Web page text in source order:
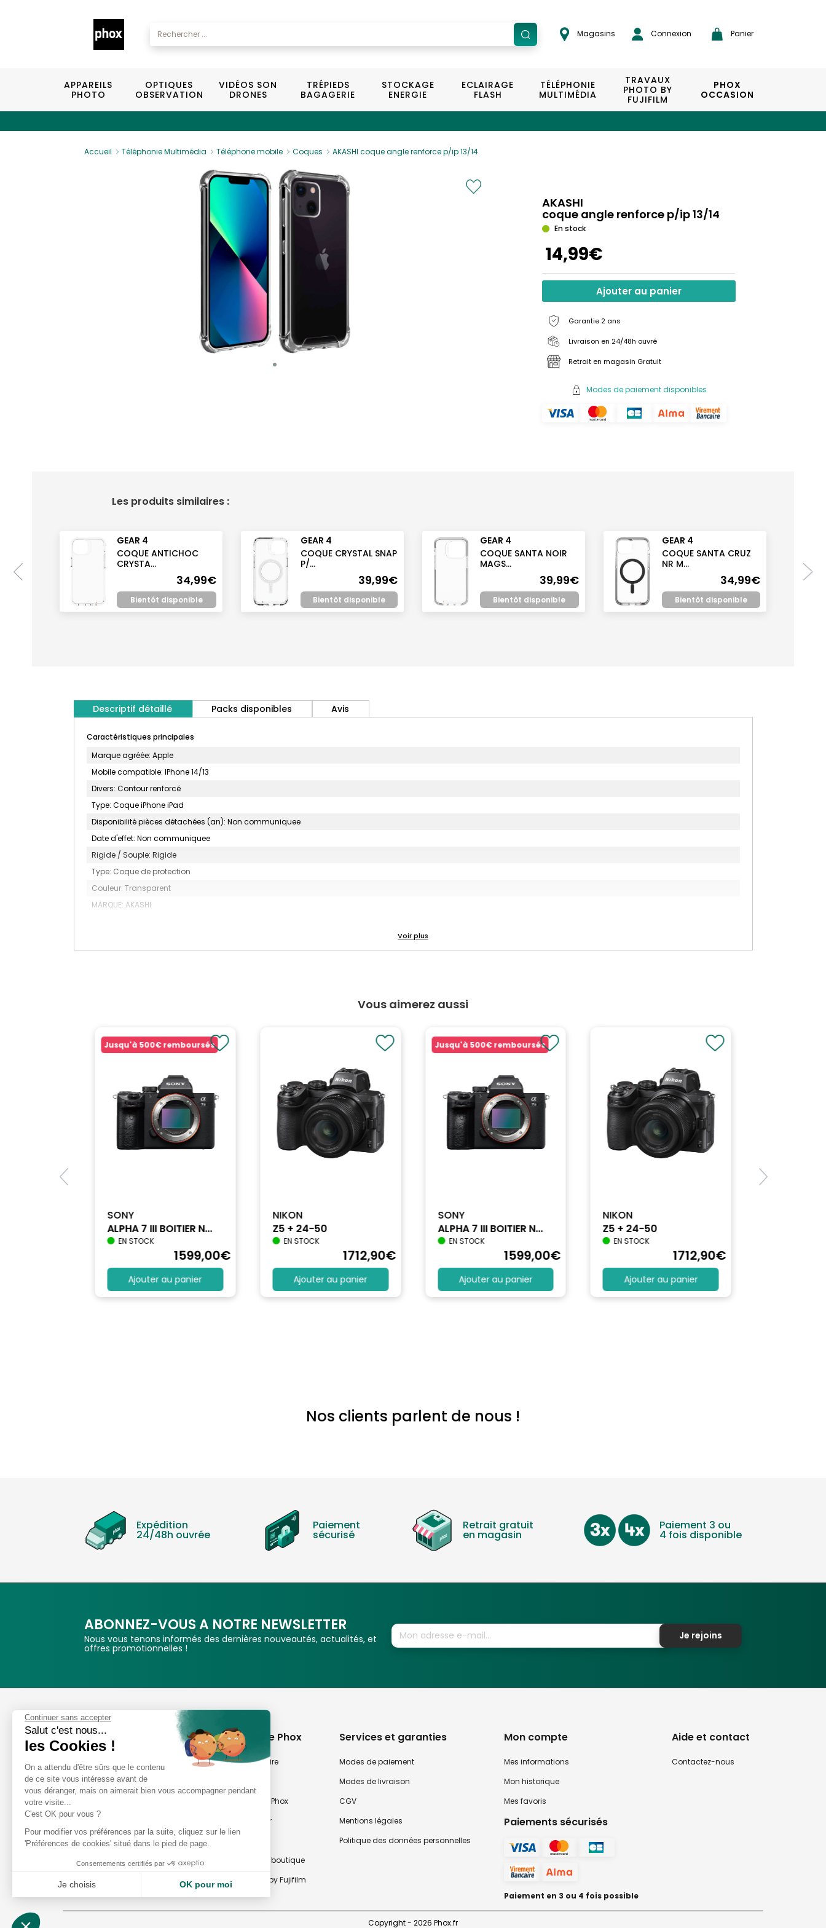
Magasins Connexion Panier
APPAREILS
PHOTO
OPTIQUES
OBSERVATION
VIDÉOS SON
DRONES
TRÉPIEDS
BAGAGERIE
STOCKAGE
ENERGIE
ECLAIRAGE
FLASH
TÉLÉPHONIE
MULTIMÉDIA
TRAVAUX
PHOTO BY
FUJIFILM
PHOX
OCCASION
Accueil Téléphonie Multimédia Téléphone mobile Coques AKASHI coque angle renforce p/ip 13/14
AKASHI
coque angle renforce p/ip 13/14
En stock
14,99€
Ajouter au panier
Garantie 2 ans
Livraison en 24/48h ouvré
Retrait en magasin Gratuit
Modes de paiement disponibles
Les produits similaires :
GEAR 4
COQUE ANTICHOC
CRYSTA...
34,99€
Bientôt disponible
GEAR 4
COQUE CRYSTAL SNAP
P/...
39,99€
Bientôt disponible
GEAR 4
COQUE SANTA NOIR
MAGS...
39,99€
Bientôt disponible
GEAR 4
COQUE SANTA CRUZ
NR M...
34,99€
Bientôt disponible
Descriptif détaillé Packs disponibles Avis
Caractéristiques principales
Marque agréée: Apple
Mobile compatible: IPhone 14/13
Divers: Contour renforcé
Type: Coque iPhone iPad
Disponibilité pièces détachées (an): Non communiquee
Date d'effet: Non communiquee
Rigide / Souple: Rigide
Type: Coque de protection
Couleur: Transparent
MARQUE: AKASHI
Vous aimerez aussi
Jusqu'à 500€ remboursés
SONY
ALPHA 7 III BOITIER N...
EN STOCK
1599,00€
Ajouter au panier
NIKON
Z5 + 24-50
EN STOCK
1712,90€
Ajouter au panier
Jusqu'à 500€ remboursés
SONY
ALPHA 7 III BOITIER N...
EN STOCK
1599,00€
Ajouter au panier
NIKON
Z5 + 24-50
EN STOCK
1712,90€
Ajouter au panier
Nos clients parlent de nous !
Expédition
24/48h ouvrée
Paiement
sécurisé
Retrait gratuit
en magasin
Paiement 3 ou
4 fois disponible
ABONNEZ-VOUS A NOTRE NEWSLETTER
Nous vous tenons informés des dernières nouveautés, actualités, et
offres promotionnelles !
Je rejoins
Phox
Spécialiste de l'image
Suivez-nous
Avis clients
8,2/10 Avis vérifiés
L'Appli Phox
A propos de Phox
Notre savoir-faire
Nos magasins Phox
Notre newsletter
Atelier Photo en boutique
Travaux Photo by Fujifilm
Services et garanties
Modes de paiement
Modes de livraison
CGV
Mentions légales
Politique des données personnelles
Mon compte
Mes informations
Mon historique
Mes favoris
Paiements sécurisés
Paiement en 3 ou 4 fois possible
Aide et contact
Contactez-nous
Copyright - 2026 Phox.fr
Continuer sans accepter
Salut c'est nous...
les Cookies !
On a attendu d'être sûrs que le contenu
de ce site vous intéresse avant de
vous déranger, mais on aimerait bien vous accompagner pendant
votre visite...
C'est OK pour vous ?
Pour modifier vos préférences par la suite, cliquez sur le lien
'Préférences de cookies' situé dans le pied de page.
Consentements certifiés par
Je choisis OK pour moi
Notre plateforme vous permet d'adapter et de gérer vos paramètres de confidentialité, en garantissant la conformité avec les réglementations. Personnalisez vos préférences pour contrôler la manière dont vos informations sont manipulées.